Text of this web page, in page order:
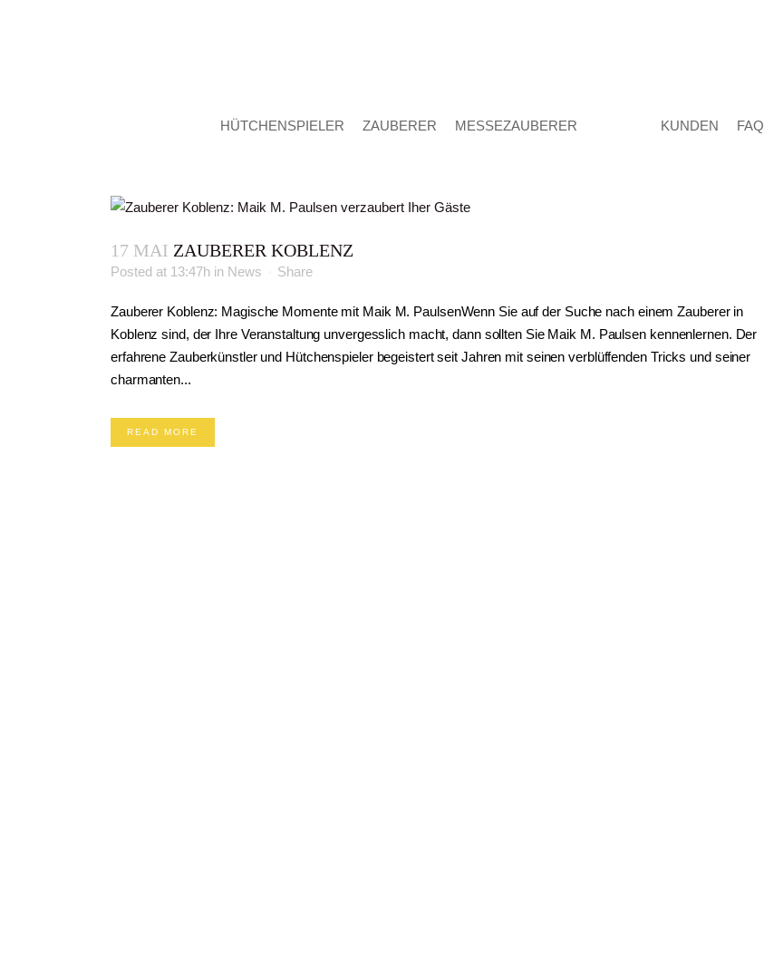
HÜTCHENSPIELER ZAUBERER MESSEZAUBERER KUNDEN FAQ
17 MAI ZAUBERER KOBLENZ
Posted at 13:47h in News Share
Zauberer Koblenz: Magische Momente mit Maik M. PaulsenWenn Sie auf der Suche nach einem Zauberer in
Koblenz sind, der Ihre Veranstaltung unvergesslich macht, dann sollten Sie Maik M. Paulsen kennenlernen. Der
erfahrene Zauberkünstler und Hütchenspieler begeistert seit Jahren mit seinen verblüffenden Tricks und seiner
charmanten...
READ MORE